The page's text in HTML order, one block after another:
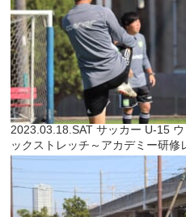
2023.03.18.SAT サッカー U-15
ックストレッチ～アカデミー研修